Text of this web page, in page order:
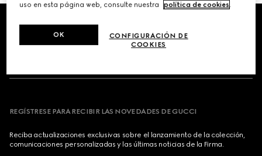
Footer
LOCALIZADOR DE TIENDAS
REGÍSTRESE PARA RECIBIR LAS NOVEDADES DE GUCCI
Reciba actualizaciones exclusivas sobre el lanzamiento de la colección,
comunicaciones personalizadas y las últimas noticias de la Firma.
uso en esta página web, consulte nuestra
política de cookies.
CONFIGURACIÓN DE
COOKIES
OK